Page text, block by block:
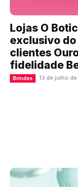
Lojas O
exclusivo do
clientes
fidelidade
Brindes 13 de julho